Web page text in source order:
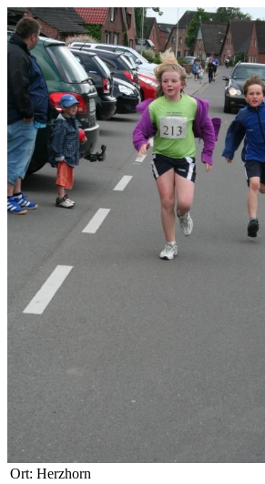
Ort: Herzhorn